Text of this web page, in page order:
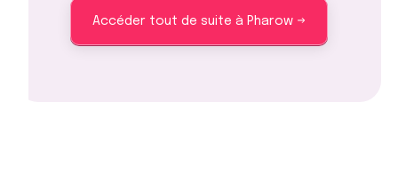
Accéder tout de suite à Pharow →